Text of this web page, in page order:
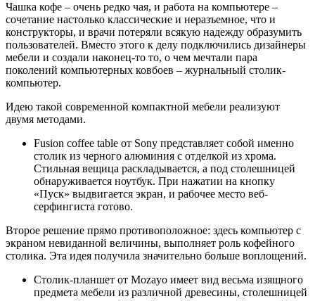
Чашка кофе – очень редко чая, и работа на компьютере –
сочетание настолько классические и неразъемное, что и
конструкторы, и врачи потеряли всякую надежду образумить
пользователей. Вместо этого к делу подключились дизайнеры
мебели и создали наконец-то то, о чем мечтали пара
поколений компьютерных ковбоев – журнальный столик-
компьютер.
Идею такой современной компактной мебели реализуют
двумя методами.
Fusion coffee table от Sony представляет собой именно
столик из черного алюминия с отделкой из хрома.
Стильная вещица раскладывается, а под столешницей
обнаруживается ноутбук. При нажатии на кнопку
«Пуск» выдвигается экран, и рабочее место веб-
серфингиста готово.
Второе решение прямо противоположное: здесь компьютер с
экраном невиданной величины, выполняет роль кофейного
столика. Эта идея получила значительно больше воплощений.
Столик-планшет от Mozayo имеет вид весьма изящного
предмета мебели из различной древесины, столешницей